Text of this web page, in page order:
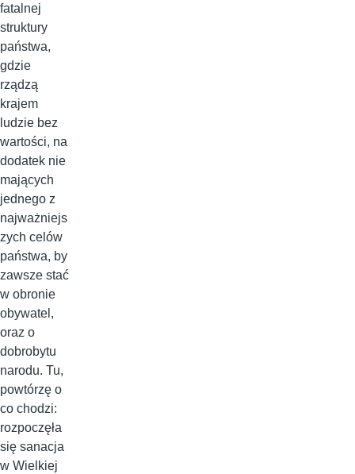
fatalnej
struktury
państwa,
gdzie
rządzą
krajem
ludzie bez
wartości, na
dodatek nie
mających
jednego z
najważniejs
zych celów
państwa, by
zawsze stać
w obronie
obywatel,
oraz o
dobrobytu
narodu. Tu,
powtórzę o
co chodzi:
rozpoczęła
się sanacja
w Wielkiej